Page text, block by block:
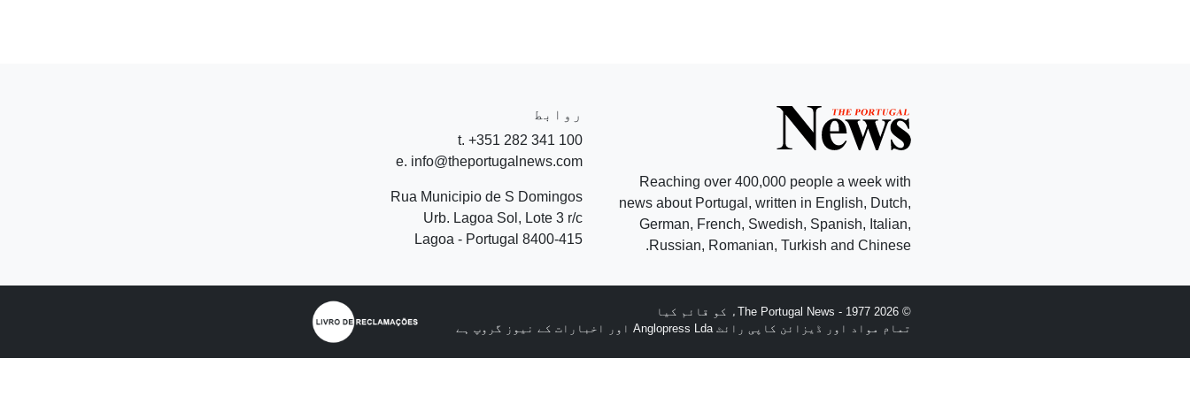
Reaching over 400,000 people a week with
news about Portugal, written in English, Dutch,
German, French, Swedish, Spanish, Italian,
Russian, Romanian, Turkish and Chinese.
روابط
t. +351 282 341 100
e. info@theportugalnews.com
Rua Municipio de S Domingos
Urb. Lagoa Sol, Lote 3 r/c
8400-415 Lagoa - Portugal
© 2026 The Portugal News - 1977ء کو قائم کیا
تمام مواد اور ڈیزائن کاپی رائٹ Anglopress Lda اور اخبارات کے نیوز گروپ ہے